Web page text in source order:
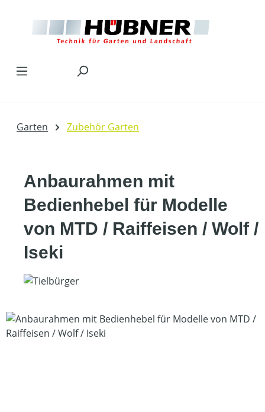
Garten Zubehör Garten
Anbaurahmen mit
Bedienhebel für Modelle
von MTD / Raiffeisen / Wolf /
Iseki
Bildergalerie überspringen